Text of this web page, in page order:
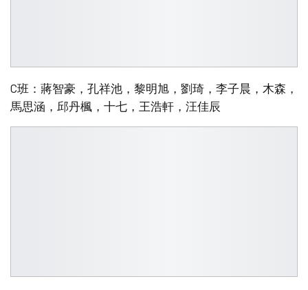
C班：蔣智豪，孔祥池，黎明旭，劉琦，李子晨，木森，
馬思涵，邱丹楓，十七，王浩軒，汪佳辰